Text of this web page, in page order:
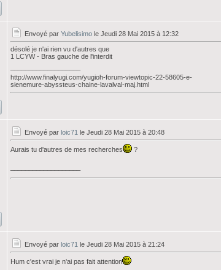
Envoyé par Yubelisimo le Jeudi 28 Mai 2015 à 12:32
désolé je n'ai rien vu d'autres que
1 LCYW - Bras gauche de l'interdit
http://www.finalyugi.com/yugioh-forum-viewtopic-22-58605-e-
sienemure-abyssteus-chaine-lavalval-maj.html
Envoyé par loic71 le Jeudi 28 Mai 2015 à 20:48
Aurais tu d'autres de mes recherches ?
Envoyé par loic71 le Jeudi 28 Mai 2015 à 21:24
Hum c'est vrai je n'ai pas fait attention